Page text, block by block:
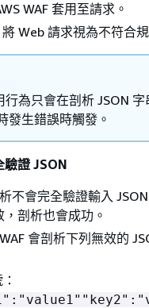
WAF 套用至請求。
Web 請求視為不符合
行為只會在剖析 JSON 字
發生錯誤時觸發。
驗證 JSON
不會完全驗證輸入
，剖析也會成功。
會剖析下列無效的